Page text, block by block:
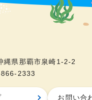
県那覇市泉崎1-2-2
2333
お問い合